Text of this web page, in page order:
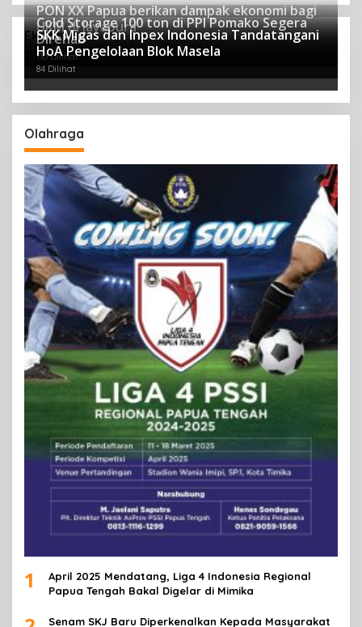
Ekonomi
PON XX Papua berikan dampak ekonomi bagi
UKM di Jayapura
123 Dilihat
Cold Storage 100 ton di PPI Pomako Segera
Direhab
110 Dilihat
SKK Migas dan Inpex Indonesia Tandatangani
HoA Pengelolaan Blok Masela
84 Dilihat
Olahraga
1
April 2025 Mendatang, Liga 4 Indonesia Regional
Papua Tengah Bakal Digelar di Mimika
Senam SKJ Baru Diperkenalkan Kepada Masyarakat